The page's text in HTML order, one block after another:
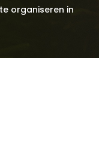
organiseren in